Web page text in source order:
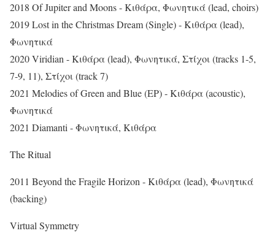
2018 Of Jupiter and Moons - Κιθάρα, Φωνητικά (lead, choirs)
2019 Lost in the Christmas Dream (Single) - Κιθάρα (lead),
Φωνητικά
2020 Viridian - Κιθάρα (lead), Φωνητικά, Στίχοι (tracks 1-5,
7-9, 11), Στίχοι (track 7)
2021 Melodies of Green and Blue (EP) - Κιθάρα (acoustic),
Φωνητικά
2021 Diamanti - Φωνητικά, Κιθάρα
The Ritual
2011 Beyond the Fragile Horizon - Κιθάρα (lead), Φωνητικά
(backing)
Virtual Symmetry